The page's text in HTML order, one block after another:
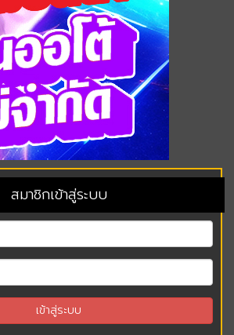
สมาชิกเข้าสู่ระบบ